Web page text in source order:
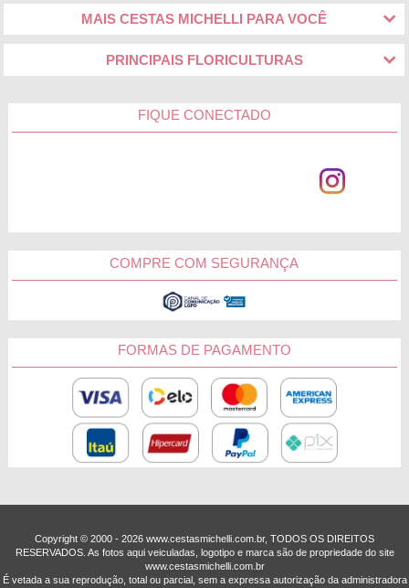
MAIS CESTAS MICHELLI PARA VOCÊ
PRINCIPAIS FLORICULTURAS
FIQUE CONECTADO
COMPRE COM SEGURANÇA
FORMAS DE PAGAMENTO
Copyright © 2000 - ­2026 www.cestasmichelli.com.br, TODOS OS DIREITOS
RESERVADOS. As fotos aqui veiculadas, logotipo e marca são de propriedade do site
www.cestasmichelli.com.br
É vetada a sua reprodução, total ou parcial, sem a expressa autorização da administradora